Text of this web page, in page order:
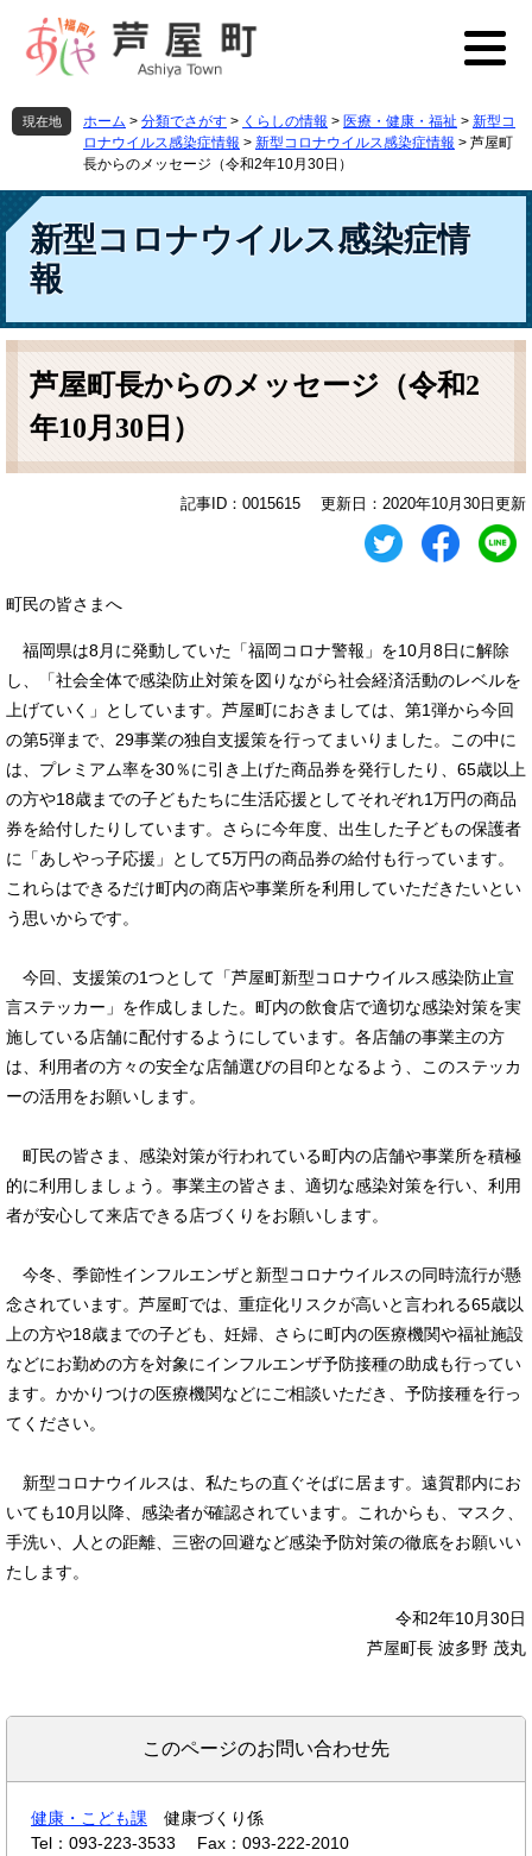
先
頭
す
を
飛
し
本
現在地 ホーム > 分類でさがす > くらしの情報 > 医療・健康・福祉 > 新型コ
ロナウイルス感染症情報 > 新型コロナウイルス感染症情報 > 芦屋町
長からのメッセージ（令和2年10月30日）
新型コロナウイルス感染症情
報
本
芦屋町長からのメッセージ（令和2
年10月30日）
記事ID：0015615 更新日：2020年10月30日更新
町民の皆さまへ
福岡県は8月に発動していた「福岡コロナ警報」を10月8日に解除
し、「社会全体で感染防止対策を図りながら社会経済活動のレベルを
上げていく」としています。芦屋町におきましては、第1弾から今回
の第5弾まで、29事業の独自支援策を行ってまいりました。この中に
は、プレミアム率を30％に引き上げた商品券を発行したり、65歳以上
の方や18歳までの子どもたちに生活応援としてそれぞれ1万円の商品
券を給付したりしています。さらに今年度、出生した子どもの保護者
に「あしやっ子応援」として5万円の商品券の給付も行っています。
これらはできるだけ町内の商店や事業所を利用していただきたいとい
う思いからです。
今回、支援策の1つとして「芦屋町新型コロナウイルス感染防止宣
言ステッカー」を作成しました。町内の飲食店で適切な感染対策を実
施している店舗に配付するようにしています。各店舗の事業主の方
は、利用者の方々の安全な店舗選びの目印となるよう、このステッカ
ーの活用をお願いします。
町民の皆さま、感染対策が行われている町内の店舗や事業所を積極
的に利用しましょう。事業主の皆さま、適切な感染対策を行い、利用
者が安心して来店できる店づくりをお願いします。
今冬、季節性インフルエンザと新型コロナウイルスの同時流行が懸
念されています。芦屋町では、重症化リスクが高いと言われる65歳以
上の方や18歳までの子ども、妊婦、さらに町内の医療機関や福祉施設
などにお勤めの方を対象にインフルエンザ予防接種の助成も行ってい
ます。かかりつけの医療機関などにご相談いただき、予防接種を行っ
てください。
新型コロナウイルスは、私たちの直ぐそばに居ます。遠賀郡内にお
いても10月以降、感染者が確認されています。これからも、マスク、
手洗い、人との距離、三密の回避など感染予防対策の徹底をお願いい
たします。
令和2年10月30日
芦屋町長 波多野 茂丸
このページのお問い合わせ先
健康・こども課
健康づくり係
Tel：093-223-3533
Fax：093-222-2010